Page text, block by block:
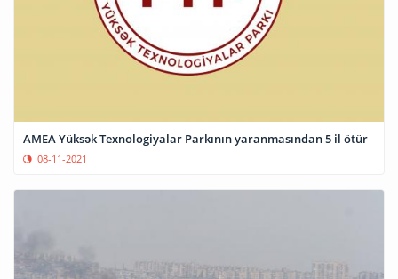
AMEA Yüksək Texnologiyalar Parkının yaranmasından 5 il ötür
08-11-2021